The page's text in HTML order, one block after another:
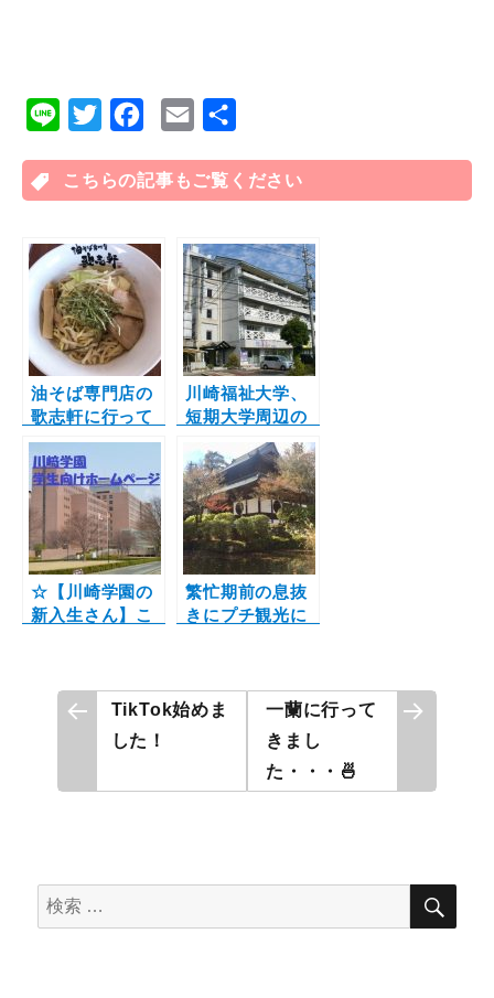
n
T
i
t
e
r
c
b
o
o
a
l
こちらの記事もご覧ください
油そば専門店の
歌志軒に行って
きました！！
川崎福祉大学、
短期大学周辺の
最新お部屋情
報！
☆【川崎学園の
新入生さん】こ
繁忙期前の息抜
きにプチ観光に
投
ゲ
TikTok始めま
した！
一蘭に行って
きまし
た・・・🍜
検
索
検